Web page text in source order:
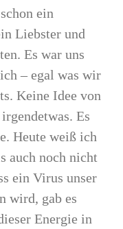
ein
Liebster und
Es war uns
– egal was wir
Keine Idee von
Es
Heute weiß ich
auch noch nicht
ein Virus unser
wird, gab es
Energie in